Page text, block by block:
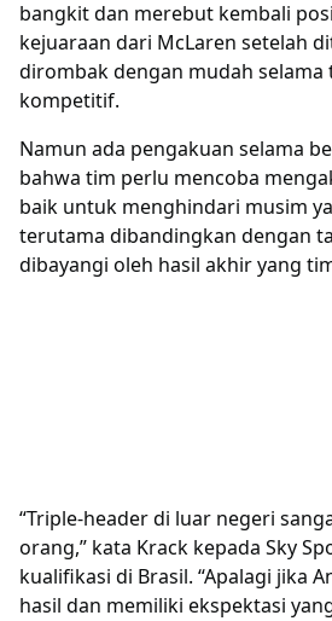
bangkit dan merebut kembali
kejuaraan dari McLaren setelah
dirombak dengan mudah selama
kompetitif.
Namun ada pengakuan selama
bahwa tim perlu mencoba
baik untuk menghindari musim
terutama dibandingkan dengan
dibayangi oleh hasil akhir yang
“Triple-header di luar negeri
orang,” kata Krack kepada Sky
kualifikasi di Brasil. “Apalagi jika
hasil dan memiliki ekspektasi